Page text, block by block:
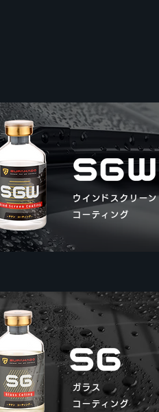
ウインドスクリーン
コーティング
ガラス
コーティング